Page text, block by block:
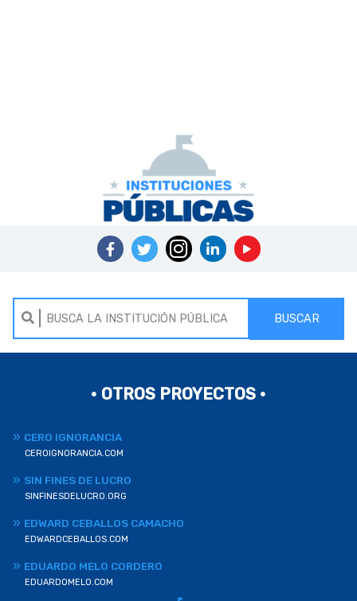
BUSCAR
• OTROS PROYECTOS •
CERO IGNORANCIA
CEROIGNORANCIA.COM
SIN FINES DE LUCRO
SINFINESDELUCRO.ORG
EDWARD CEBALLOS CAMACHO
EDWARDCEBALLOS.COM
EDUARDO MELO CORDERO
EDUARDOMELO.COM